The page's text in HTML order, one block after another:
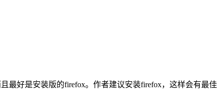
最好是安装版的firefox。作者建议安装firefox，这样会有最佳